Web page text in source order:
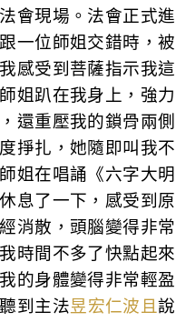
會現場。法會正式
一位師姐交錯時，
感受到菩薩指示我
姐趴在我身上，強
還重壓我的鎖骨兩
掙扎，她隨即叫我
姐在唱誦《六字大
息了一下，感受到
消散，頭腦變得非
時間不多了快點起
的身體變得非常輕
到主法昱宏仁波且